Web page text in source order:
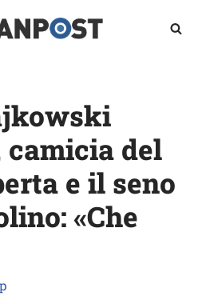
del
e il seno
«Che